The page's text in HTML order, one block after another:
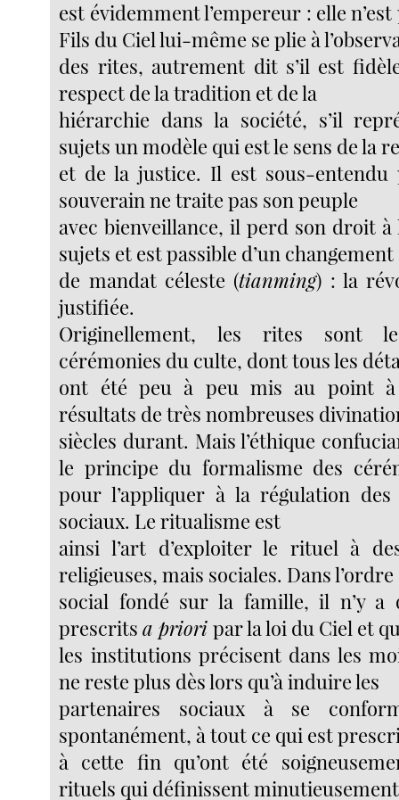
est évidemment l’empereur : elle
Fils du Ciel lui-même se plie à
des rites, autrement dit s’il est
respect de la tradition et de la
hiérarchie dans la société, s’il
sujets un modèle qui est le sens de la
et de la justice. Il est sous-
souverain ne traite pas son peuple
avec bienveillance, il perd son droit à
sujets et est passible d’un changement
de mandat céleste (tianming) : la
justifiée.
Originellement, les rites sont
cérémonies du culte, dont tous les
ont été peu à peu mis au point
résultats de très nombreuses
siècles durant. Mais l’éthique
le principe du formalisme des
pour l’appliquer à la régulation
sociaux. Le ritualisme est
ainsi l’art d’exploiter le rituel à
religieuses, mais sociales. Dans l’ordre
social fondé sur la famille, il n’y a
prescritsa prioripar la loi du Ciel et
les institutions précisent dans les
ne reste plus dès lors qu’à induire les
partenaires sociaux à se
spontanément, à tout ce qui est
à cette fin qu’ont été
rituels qui définissent